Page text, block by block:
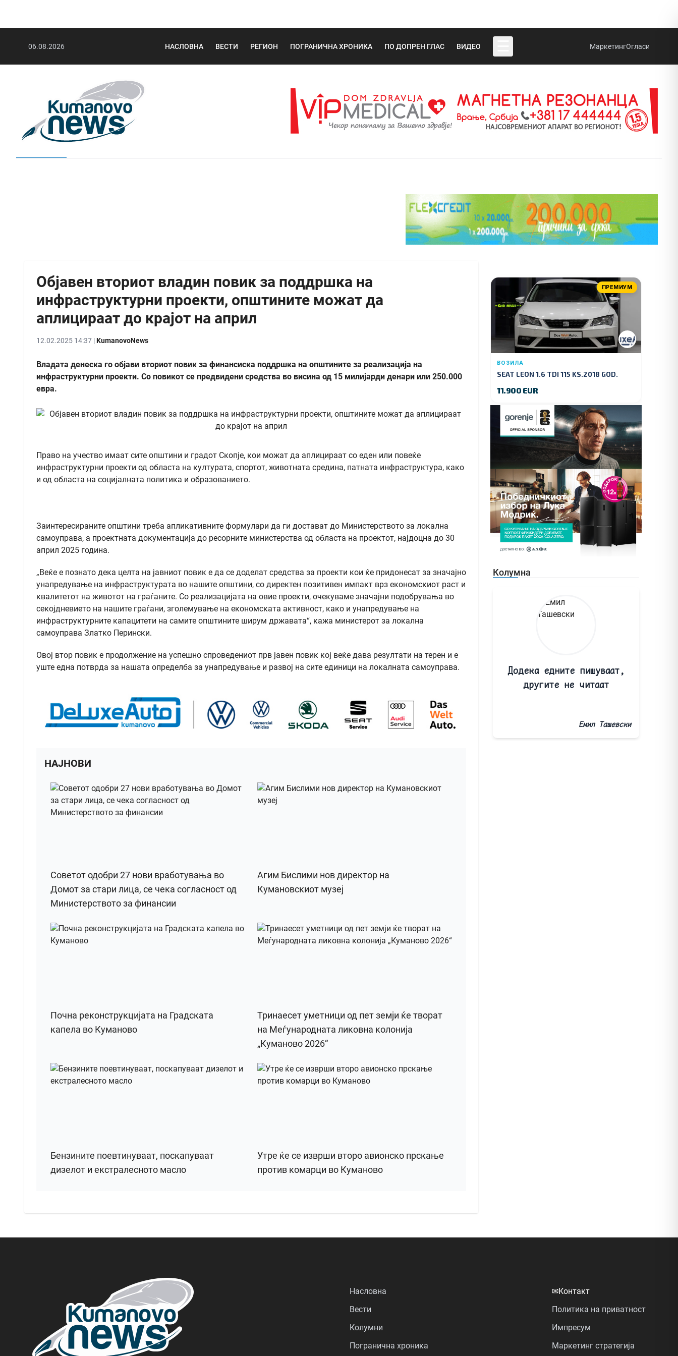
06.08.2026 НАСЛОВНА ВЕСТИ РЕГИОН ПОГРАНИЧНА ХРОНИКА ПО ДОПРЕН ГЛАС ВИДЕО МаркетингОгласи
Објавен вториот владин повик за поддршка на
инфраструктурни проекти, општините можат да
аплицираат до крајот на април
12.02.2025 14:37 |KumanovoNews
Владата денеска го објави вториот повик за финансиска поддршка на општините за реализација на
инфраструктурни проекти. Со повикот се предвидени средства во висина од 15 милијарди денари или 250.000
евра.
Право на учество имаат сите општини и градот Скопје, кои можат да аплицираат со еден или повеќе
инфраструктурни проекти од областа на културата, спортот, животната средина, патната инфраструктура, како
и од областа на социјалната политика и образованието.
Заинтересираните општини треба апликативните формулари да ги достават до Министерството за локална
самоуправа, а проектната документација до ресорните министерства од областа на проектот, најдоцна до 30
април 2025 година.
„Веќе е познато дека целта на јавниот повик е да се доделат средства за проекти кои ќе придонесат за значајно
унапредување на инфраструктурата во нашите општини, со директен позитивен импакт врз економскиот раст и
квалитетот на животот на граѓаните. Со реализацијата на овие проекти, очекуваме значајни подобрувања во
секојдневието на нашите граѓани, зголемување на економската активност, како и унапредување на
инфраструктурните капацитети на самите општините ширум државата“, кажа министерот за локална
самоуправа Златко Перински.
Овој втор повик е продолжение на успешно спроведениот прв јавен повик кој веќе дава резултати на терен и е
уште една потврда за нашата определба за унапредување и развој на сите единици на локалната самоуправа.
НАЈНОВИ
Советот одобри 27 нови вработувања во
Домот за стари лица, се чека согласност од
Министерството за финансии
Агим Бислими нов директор на
Кумановскиот музеј
Почна реконструкцијата на Градската
капела во Куманово
Тринаесет уметници од пет земји ќе творат
на Меѓународната ликовна колонија
„Куманово 2026“
Бензините поевтинуваат, поскапуваат
дизелот и екстралесното масло
Утре ќе се изврши второ авионско прскање
против комарци во Куманово
ПРЕМИУМ
ВОЗИЛА
SEAT LEON 1.6 TDI 115 KS.2018 GOD.
11.900 EUR
Колумна
Додека едните пишуваат,
другите не читаат
Емил Ташевски
Насловна
Вести
Колумни
Погранична хроника
✉Контакт
Политика на приватност
Импресум
Маркетинг стратегија